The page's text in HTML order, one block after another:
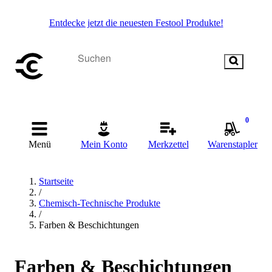
Entdecke jetzt die neuesten Festool Produkte!
Menü Mein Konto Merkzettel
0
Warenstapler
Startseite
/
Chemisch-Technische Produkte
/
Farben & Beschichtungen
Farben & Beschichtungen